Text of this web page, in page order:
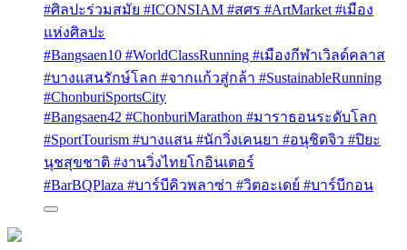
#ศิลปะร่วมสมัย #ICONSIAM #สศร #ArtMarket #เมือง
แห่งศิลปะ
#Bangsaen10 #WorldClassRunning #เมืองกีฬาเวิลด์คลาส
#บางแสนรักษ์โลก #จากแก้วสู่กล้า #SustainableRunning
#ChonburiSportsCity
#Bangsaen42 #ChonburiMarathon #มาราธอนระดับโลก
#SportTourism #บางแสน #นักวิ่งเคนยา #อนุชิตจิว #ปิยะ
นุชสุขชาติ #งานวิ่งไทยโกอินเตอร์
#BarBQPlaza #บาร์บีคิวพลาซ่า #วิตอะเดย์ #บาร์บีกอน